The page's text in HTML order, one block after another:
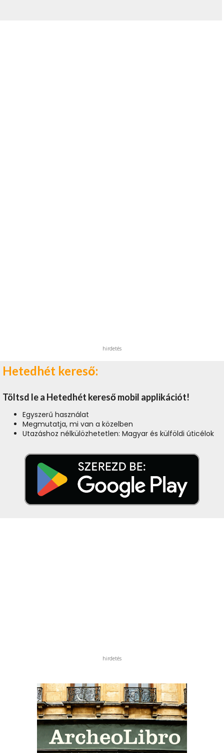
hirdetés
Hetedhét kereső:
Töltsd le a Hetedhét kereső mobil applikációt!
Egyszerű használat
Megmutatja, mi van a közelben
Utazáshoz nélkülözhetetlen: Magyar és külföldi úticélok
hirdetés